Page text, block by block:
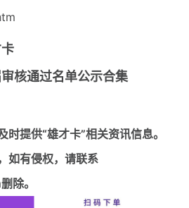
核通过名单公示合集
时提供“雄才卡”相关资讯信息。
如有侵权，请联系
除。